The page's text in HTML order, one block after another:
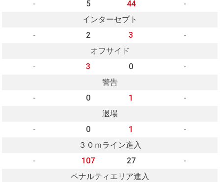
-
5 44
-
インターセプト
-
2 3
-
オフサイド
-
3 0
-
警告
-
0 1
-
退場
-
0 1
-
３０ｍライン進入
-
107 27
-
ペナルティエリア進入